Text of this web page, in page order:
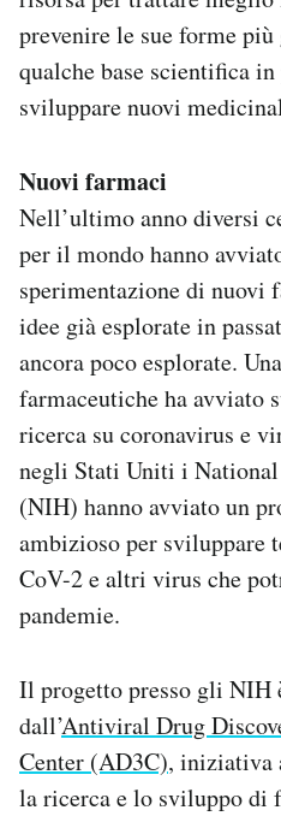
prevenire le sue forme
qualche base scientifica
sviluppare nuovi
Nuovi farmaci
Nell’ultimo anno diversi
per il mondo hanno
sperimentazione di nuovi
idee già esplorate in
ancora poco esplorate.
farmaceutiche ha avviato
ricerca su coronavirus e
negli Stati Uniti i
(NIH) hanno avviato un
ambizioso per sviluppare
CoV-2 e altri virus che
pandemie.
Il progetto presso gli NIH
dall’Antiviral Drug
Center (AD3C), iniziativa
la ricerca e lo sviluppo